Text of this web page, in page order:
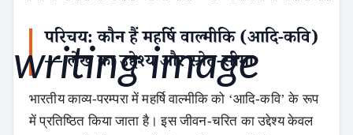
परिचय: कौन हैं महर्षि वाल्मीकि (आदि-कवि)
— लेख का उद्देश्य और स्रोत-सीमा
भारतीय काव्य-परम्परा में महर्षि वाल्मीकि को ‘आदि-कवि’ के रूप
में प्रतिष्ठित किया जाता है। इस जीवन-चरित का उद्देश्य केवल